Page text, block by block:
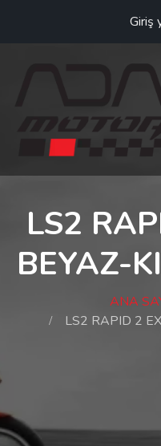
Giriş
LS2
BEYAZ-
ANA
LS2 RAPID 2